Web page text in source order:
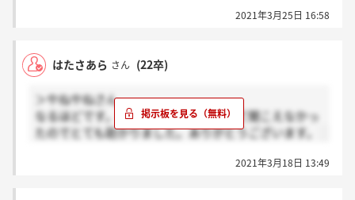
2021年3月25日 16:58
はたさあら さん (22卒)
＞やねやねさん
なるほどです。最後の最後で音声乱れて聞こえなかっ
たのでとても助かりました。ありがとうございます。
2021年3月18日 13:49